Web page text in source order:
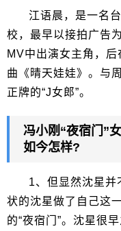
江语晨，是一名
校，最早以接拍广告
MV中出演女主角，后
曲《晴天娃娃》。与
正牌的“J女郎”。
冯小刚“夜宿门”
如今怎样?
1、但显然沈星并
状的沈星做了自己这
的“夜宿门”。沈星很